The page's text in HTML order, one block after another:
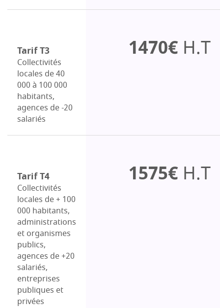
Tarif T3
Collectivités
locales de 40
000 à 100 000
habitants,
agences de -20
salariés
1470€ H.T
Tarif T4
Collectivités
locales de + 100
000 habitants,
administrations
et organismes
publics,
agences de +20
salariés,
entreprises
publiques et
privées
1575€ H.T